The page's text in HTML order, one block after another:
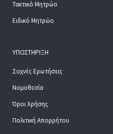
Τακτικό Μητρώο
Ειδικό Μητρώο
ΥΠΟΣΤΉΡΙΞΗ
Συχνές Ερωτήσεις
Νομοθεσία
Όροι Χρήσης
Πολιτική Απορρήτου